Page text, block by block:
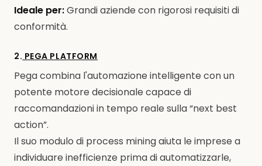
Ideale per:Grandi aziende con rigorosi requisiti di
conformità.
2. PEGA PLATFORM
Pega combina l'automazione intelligente con un
potente motore decisionale capace di
raccomandazioni in tempo reale sulla “next best
action”.
Il suo modulo di process mining aiuta le imprese a
individuare inefficienze prima di automatizzarle,